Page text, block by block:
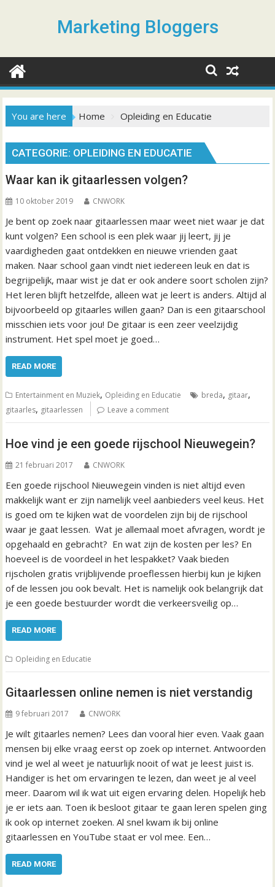
c
Marketing Bloggers
You are here Home Opleiding en Educatie
CATEGORIE: OPLEIDING EN EDUCATIE
Waar kan ik gitaarlessen volgen?
10 oktober 2019 CNWORK
Je bent op zoek naar gitaarlessen maar weet niet waar je dat
kunt volgen? Een school is een plek waar jij leert, jij je
vaardigheden gaat ontdekken en nieuwe vrienden gaat
maken. Naar school gaan vindt niet iedereen leuk en dat is
begrijpelijk, maar wist je dat er ook andere soort scholen zijn?
Het leren blijft hetzelfde, alleen wat je leert is anders. Altijd al
bijvoorbeeld op gitaarles willen gaan? Dan is een gitaarschool
misschien iets voor jou! De gitaar is een zeer veelzijdig
instrument. Het spel moet je goed…
READ MORE
Entertainment en Muziek, Opleiding en Educatie breda, gitaar,
gitaarles, gitaarlessen Leave a comment
Hoe vind je een goede rijschool Nieuwegein?
21 februari 2017 CNWORK
Een goede rijschool Nieuwegein vinden is niet altijd even
makkelijk want er zijn namelijk veel aanbieders veel keus. Het
is goed om te kijken wat de voordelen zijn bij de rijschool
waar je gaat lessen. Wat je allemaal moet afvragen, wordt je
opgehaald en gebracht? En wat zijn de kosten per les? En
hoeveel is de voordeel in het lespakket? Vaak bieden
rijscholen gratis vrijblijvende proeflessen hierbij kun je kijken
of de lessen jou ook bevalt. Het is namelijk ook belangrijk dat
je een goede bestuurder wordt die verkeersveilig op…
READ MORE
Opleiding en Educatie
Gitaarlessen online nemen is niet verstandig
9 februari 2017 CNWORK
Je wilt gitaarles nemen? Lees dan vooral hier even. Vaak gaan
mensen bij elke vraag eerst op zoek op internet. Antwoorden
vind je wel al weet je natuurlijk nooit of wat je leest juist is.
Handiger is het om ervaringen te lezen, dan weet je al veel
meer. Daarom wil ik wat uit eigen ervaring delen. Hopelijk heb
je er iets aan. Toen ik besloot gitaar te gaan leren spelen ging
ik ook op internet zoeken. Al snel kwam ik bij online
gitaarlessen en YouTube staat er vol mee. Een…
READ MORE